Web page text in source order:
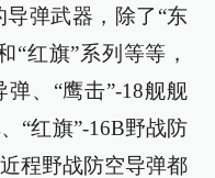
弹武器，除了“东
“红旗”系列等等，
、“鹰击”-18舰舰
“红旗”-16B野战防
程野战防空导弹都